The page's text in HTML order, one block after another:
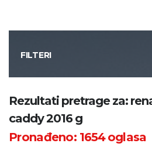
FILTERI
Kategorija
Županija
Rezultati pretrage za:
caddy 2016 g
Pronađeno: 1654oglasa